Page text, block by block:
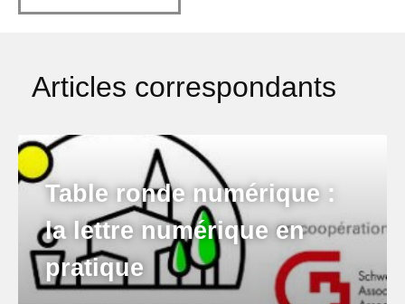
Articles correspondants
Table ronde numérique :
la lettre numérique en
pratique